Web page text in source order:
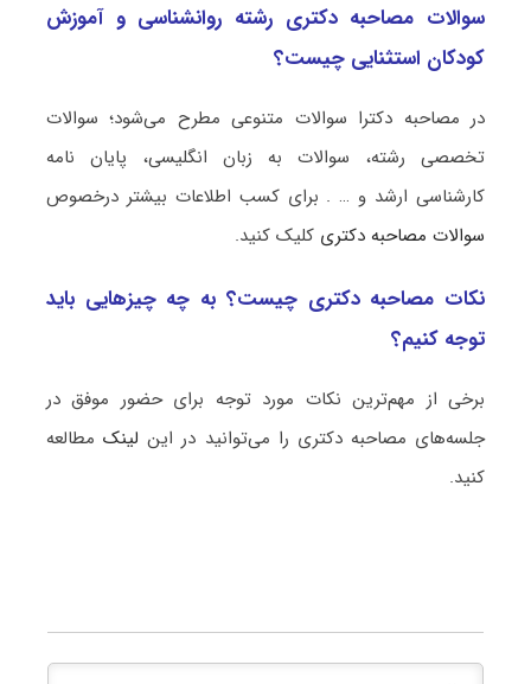
سوالات مصاحبه دکتری رشته روانشناسی و آموزش
کودکان استثنایی چیست؟
در مصاحبه دکترا سوالات متنوعی مطرح می‌شود؛ سوالات
تخصصی رشته، سوالات به زبان انگلیسی، پایان نامه
کارشناسی ارشد و … . برای کسب اطلاعات بیشتر درخصوص
سوالات مصاحبه دکتری کلیک کنید.
نکات مصاحبه دکتری چیست؟ به چه چیزهایی باید
توجه کنیم؟
برخی از مهم‌ترین نکات مورد توجه برای حضور موفق در
جلسه‌های مصاحبه دکتری را می‌توانید در این لینکمطالعه
کنید.